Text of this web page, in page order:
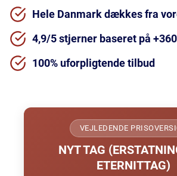
Hele Danmark dækkes fra
4,9/5 stjerner baseret på
100% uforpligtende tilbud
VEJLEDENDE
NYT TAG
ETERNITTAG)